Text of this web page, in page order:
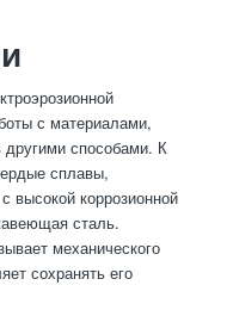
с материалами,
другими способами. К
сплавы,
высокой коррозионной
сталь.
механического
сохранять его